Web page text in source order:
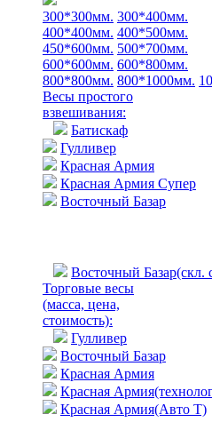
300*300мм. 300*400мм.
400*400мм. 400*500мм.
450*600мм. 500*700мм.
600*600мм. 600*800мм.
800*800мм. 800*1000мм.
Весы простого
взвешивания:
Батискаф
Гулливер
Красная Армия
Красная Армия Супер
Восточный Базар
Восточный Базар(скл.
Торговые весы
(масса, цена,
стоимость):
Гулливер
Восточный Базар
Красная Армия
Красная
Красная Армия(Авто Т)